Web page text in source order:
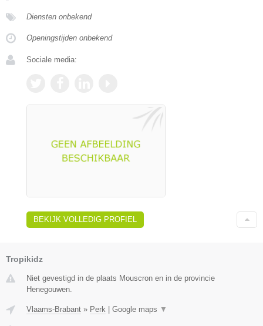
Diensten onbekend
Openingstijden onbekend
Sociale media:
BEKIJK VOLLEDIG PROFIEL
Tropikidz
Niet gevestigd in de plaats Mouscron en in de provincie
Henegouwen.
Vlaams-Brabant » Perk Google maps ▼